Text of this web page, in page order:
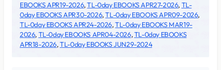
EBOOKS APR19-2026,TL-0day EBOOKS APR27-2026, TL-
0day EBOOKS APR30-2026,TL-0day EBOOKS APR09-2026,
TL-0day EBOOKS APR24-2026,TL-0day EBOOKS MAR19-
2026, TL-0day EBOOKS APR04-2026,TL-0day EBOOKS
APR18-2026,TL-0day EBOOKS JUN29-2024